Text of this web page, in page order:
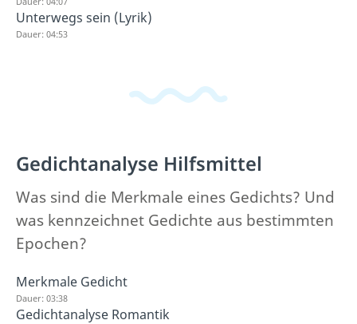
Unterwegs sein (Lyrik)
Dauer: 04:53
Gedichtanalyse Hilfsmittel
Was sind die Merkmale eines Gedichts? Und
was kennzeichnet Gedichte aus bestimmten
Epochen?
Merkmale Gedicht
Dauer: 03:38
Gedichtanalyse Romantik